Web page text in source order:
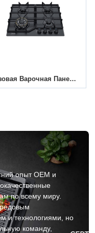
Газовая Варочная Панель С Четырьмя Конфорками MGBG-604D | 24 Дюйма
опыт OEM и
по всему миру.
и технологиями, но
команду,